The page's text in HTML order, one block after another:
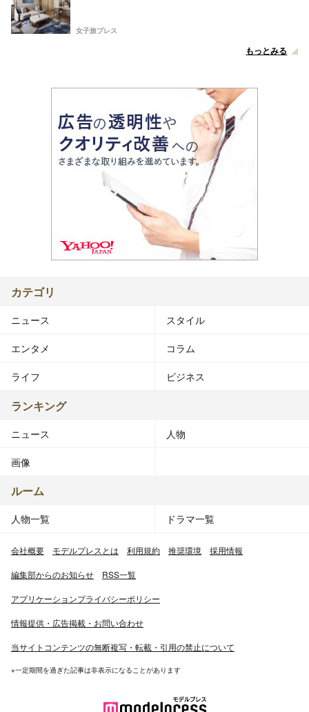
女子旅プレス
もっとみる
カテゴリ
ニュース スタイル
エンタメ コラム
ライフ ビジネス
ランキング
ニュース 人物
画像
ルーム
人物一覧 ドラマ一覧
会社概要 モデルプレスとは 利用規約 推奨環境 採用情報
編集部からのお知らせ RSS一覧
アプリケーションプライバシーポリシー
情報提供・広告掲載・お問い合わせ
当サイトコンテンツの無断複写・転載・引用の禁止について
※一定期間を過ぎた記事は非表示になることがあります